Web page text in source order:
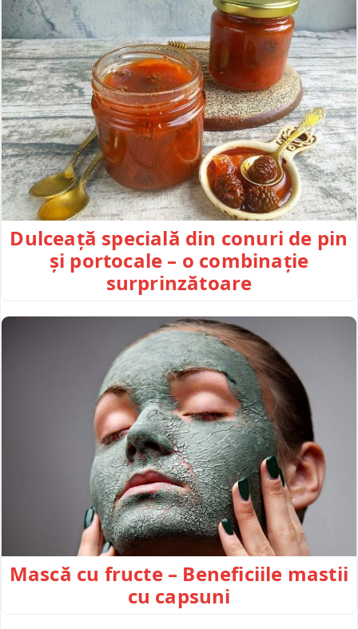
Dulceață specială din conuri de pin
și portocale – o combinație
surprinzătoare
Mască cu fructe – Beneficiile mastii
cu capsuni